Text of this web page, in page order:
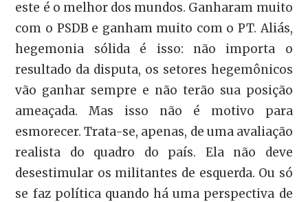
este é o melhor dos mundos. Ganharam muito
com o PSDB e ganham muito com o PT. Aliás,
hegemonia sólida é isso: não importa o
resultado da disputa, os setores hegemônicos
vão ganhar sempre e não terão sua posição
ameaçada. Mas isso não é motivo para
esmorecer. Trata-se, apenas, de uma avaliação
realista do quadro do país. Ela não deve
desestimular os militantes de esquerda. Ou só
se faz política quando há uma perspectiva de